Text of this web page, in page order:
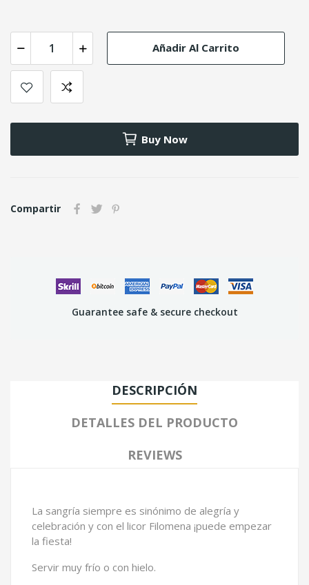
Añadir Al Carrito
Buy Now
Compartir
Guarantee safe & secure checkout
DESCRIPCIÓN
DETALLES DEL PRODUCTO
REVIEWS
La sangría siempre es sinónimo de alegría y
celebración y con el licor Filomena ¡puede empezar
la fiesta!
Servir muy frío o con hielo.